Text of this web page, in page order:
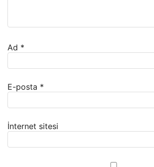
Ad *
E-posta *
İnternet sitesi